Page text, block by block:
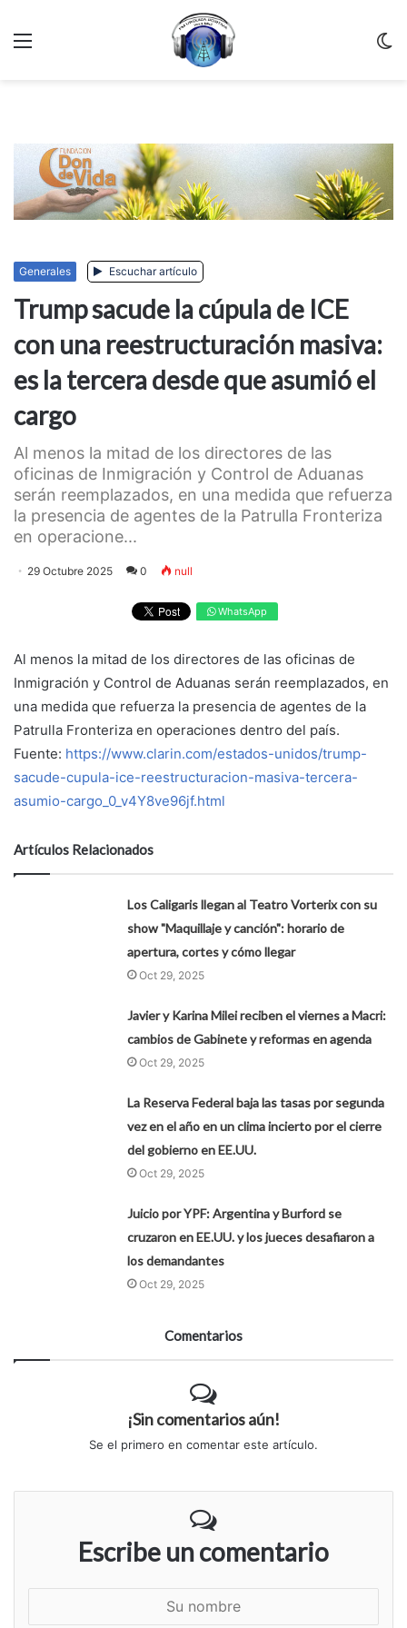
Generales Escuchar artículo
Trump sacude la cúpula de ICE
con una reestructuración masiva:
es la tercera desde que asumió el
cargo
Al menos la mitad de los directores de las
oficinas de Inmigración y Control de Aduanas
serán reemplazados, en una medida que refuerza
la presencia de agentes de la Patrulla Fronteriza
en operacione...
29 Octubre 2025 0 null
WhatsApp
Al menos la mitad de los directores de las oficinas de
Inmigración y Control de Aduanas serán reemplazados, en
una medida que refuerza la presencia de agentes de la
Patrulla Fronteriza en operaciones dentro del país.
Fuente: https://www.clarin.com/estados-unidos/trump-
sacude-cupula-ice-reestructuracion-masiva-tercera-
asumio-cargo_0_v4Y8ve96jf.html
Artículos Relacionados
Los Caligaris llegan al Teatro Vorterix con su
show "Maquillaje y canción": horario de
apertura, cortes y cómo llegar
Oct 29, 2025
Javier y Karina Milei reciben el viernes a Macri:
cambios de Gabinete y reformas en agenda
Oct 29, 2025
La Reserva Federal baja las tasas por segunda
vez en el año en un clima incierto por el cierre
del gobierno en EE.UU.
Oct 29, 2025
Juicio por YPF: Argentina y Burford se
cruzaron en EE.UU. y los jueces desafiaron a
los demandantes
Oct 29, 2025
Comentarios
¡Sin comentarios aún!
Se el primero en comentar este artículo.
Escribe un comentario